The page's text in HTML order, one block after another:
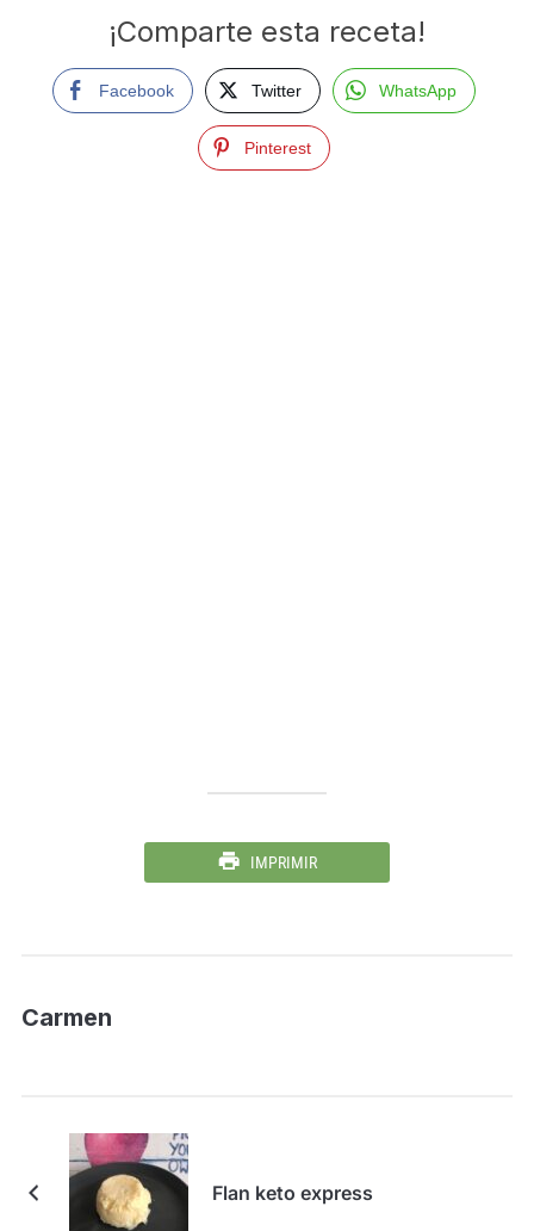
¡Comparte esta receta!
Facebook Twitter WhatsApp
Pinterest
IMPRIMIR
Carmen
Flan keto express